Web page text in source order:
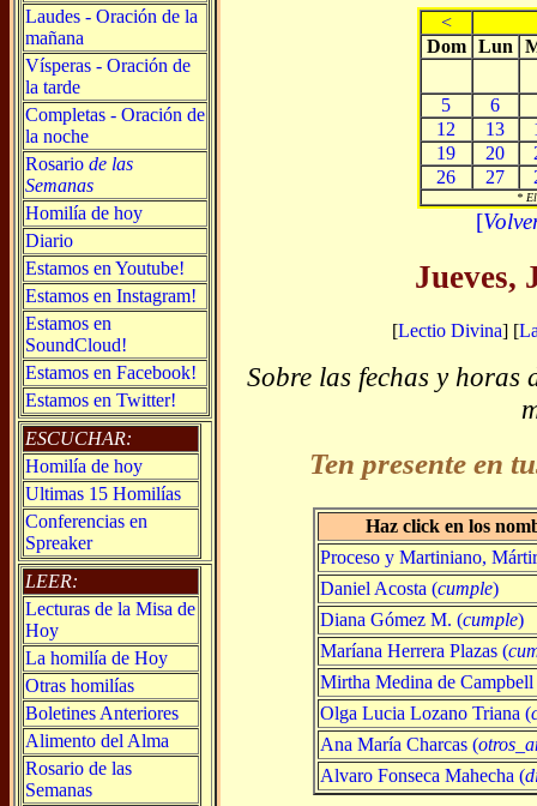
Laudes - Oración de la
mañana
Vísperas - Oración de
la tarde
Completas - Oración de
la noche
Rosario de las
Semanas
Homilía de hoy
Diario
Estamos en Youtube!
Estamos en Instagram!
Estamos en
SoundCloud!
Estamos en Facebook!
Estamos en Twitter!
ESCUCHAR:
Homilía de hoy
Ultimas 15 Homilías
Conferencias en
Spreaker
LEER:
Lecturas de la Misa de
Hoy
La homilía de Hoy
Otras homilías
Boletines Anteriores
Alimento del Alma
Rosario de las
Semanas
<
Dom Lun
5
6
12
13
19
20
26
27
*
[
Jueves,
[Lectio Divina] [
Sobre las fechas y horas
Ten presente en
Haz click en los
Proceso y Martiniano,
Daniel Acosta (cumple)
Diana Gómez M. (cumple)
Maríana Herrera Plazas (
Mirtha Medina de
Olga Lucia Lozano Triana (
Ana María Charcas (
Alvaro Fonseca Mahecha (